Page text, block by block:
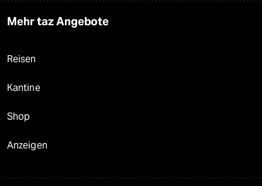
Mehr taz Angebote
Reisen
Kantine
Shop
Anzeigen